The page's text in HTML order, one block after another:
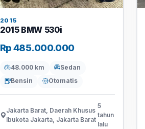
2015
2015 BMW 530i
Rp 485.000.000
48.000 km
Sedan
Bensin
Otomatis
Jakarta Barat, Daerah Khusus
Ibukota Jakarta, Jakarta Barat
5
tahun
lalu